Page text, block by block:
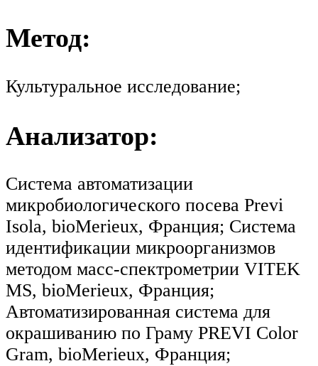
Метод:
Культуральное исследование;
Анализатор:
Система автоматизации
микробиологического посева Previ
Isola, bioMerieux, Франция; Система
идентификации микроорганизмов
методом масс-спектрометрии VITEK
MS, bioMerieux, Франция;
Автоматизированная система для
окрашиванию по Граму PREVI Color
Gram, bioMerieux, Франция;